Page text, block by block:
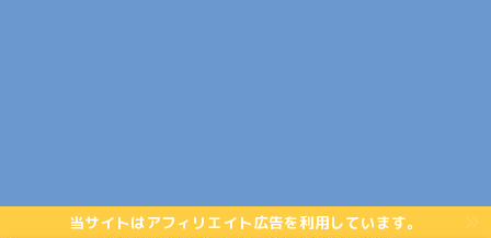
当サイトはアフィリエイト広告を利用しています。